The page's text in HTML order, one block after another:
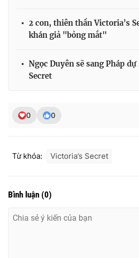
2 con, thiên thần Victoria's
khán giả "bỏng mắt"
Ngọc Duyên sẽ sang Pháp
Secret
0 0
Từ khóa: Victoria’s Secret
Bình luận (0)